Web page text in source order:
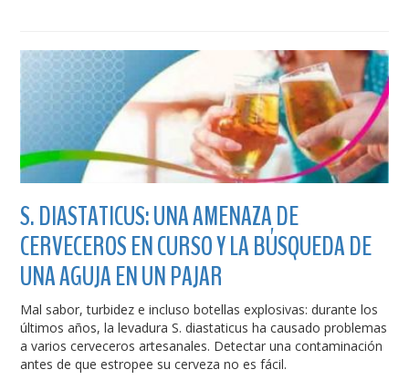
S. DIASTATICUS: UNA AMENAZA DE
CERVECEROS EN CURSO Y LA BÚSQUEDA DE
UNA AGUJA EN UN PAJAR
Mal sabor, turbidez e incluso botellas explosivas: durante los
últimos años, la levadura S. diastaticus ha causado problemas
a varios cerveceros artesanales. Detectar una contaminación
antes de que estropee su cerveza no es fácil.